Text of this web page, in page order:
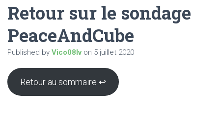
Retour sur le sondage
PeaceAndCube
Published by Vico08lv on 5 juillet 2020
Retour au sommaire ↩